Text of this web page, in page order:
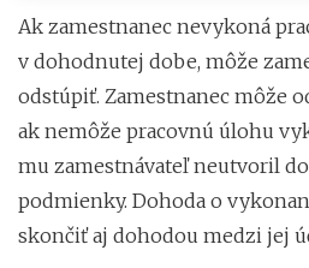
Ak zamestnanec nevykoná
v dohodnutej dobe, môže
odstúpiť. Zamestnanec môže
ak nemôže pracovnú úlohu
mu zamestnávateľ neutvoril
podmienky. Dohoda o
skončiť aj dohodou medzi jej